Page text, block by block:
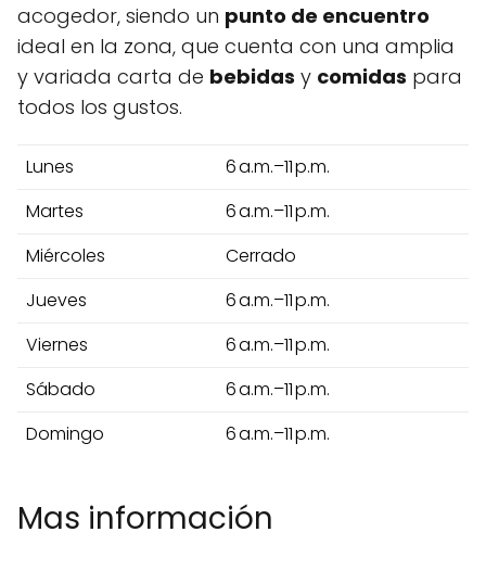
acogedor, siendo un punto de encuentro
ideal en la zona, que cuenta con una amplia
y variada carta de bebidas y comidas para
todos los gustos.
Lunes
6 a.m.–11 p.m.
Martes
6 a.m.–11 p.m.
Miércoles
Cerrado
Jueves
6 a.m.–11 p.m.
Viernes
6 a.m.–11 p.m.
Sábado
6 a.m.–11 p.m.
Domingo
6 a.m.–11 p.m.
Mas información